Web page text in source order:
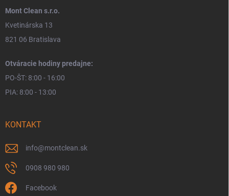
Mont Clean s.r.o.
Kvetinárska 13
821 06 Bratislava
Otváracie hodiny predajne:
PO-ŠT: 8:00 - 16:00
PIA: 8:00 - 13:00
KONTAKT
info@montclean.sk
0908 980 980
Facebook